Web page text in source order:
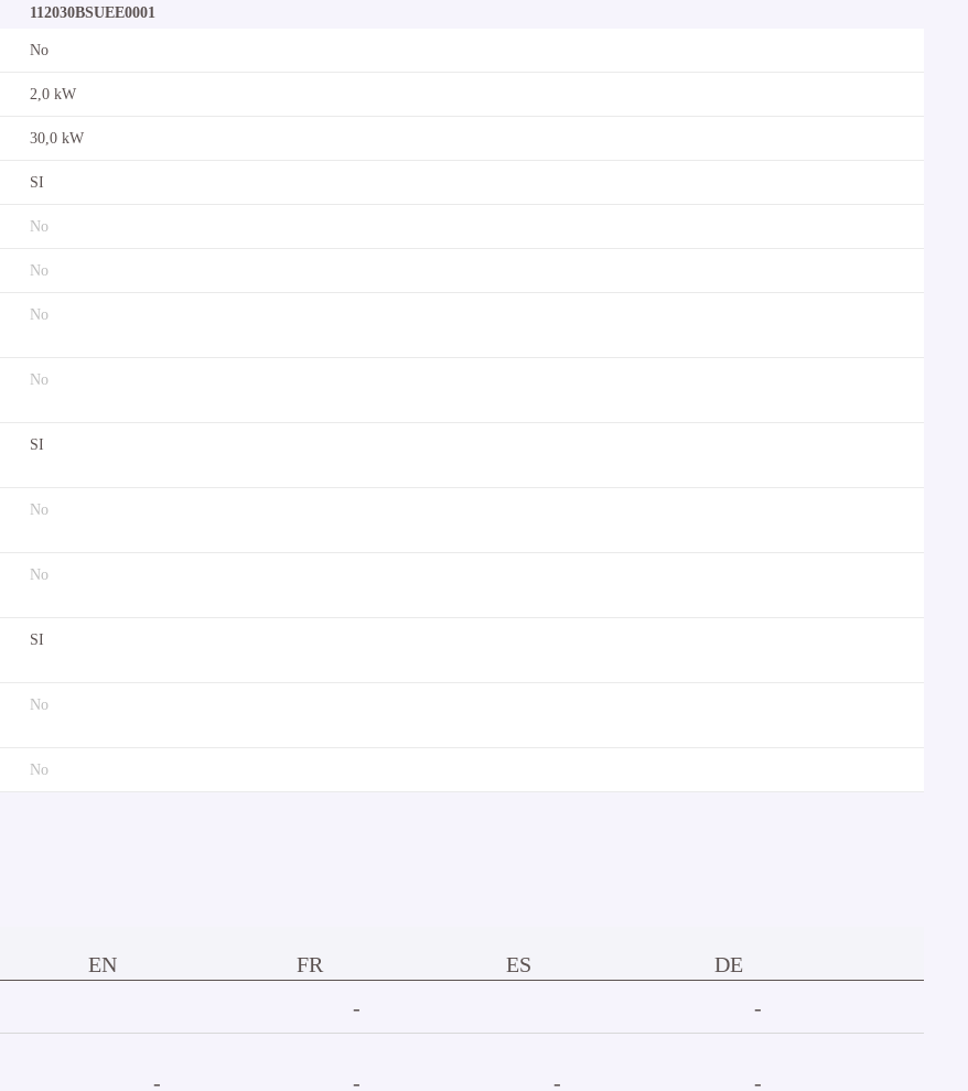
112030BSUEE0001
No
2,0 kW
30,0 kW
SI
No
No
No
No
SI
No
No
SI
No
No
EN FR ES
DE
- -
- - - -